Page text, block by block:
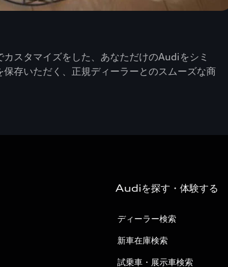
スタマイズをした、あなただけのAudiをシミ
保存いただく、正規ディーラーとのスムーズな商
Audiを探す・体験する
ディーラー検索
新車在庫検索
試乗車・展示車検索